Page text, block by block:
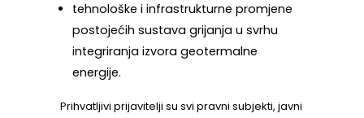
tehnološke i infrastrukturne promjene
postojećih sustava grijanja u svrhu
integriranja izvora geotermalne
energije.
Prihvatljivi prijavitelji su svi pravni subjekti, javni